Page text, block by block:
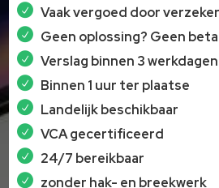
Vaak vergoed door
Geen oplossing? Geen
Verslag binnen 3 werkdagen
Binnen 1 uur ter plaatse
Landelijk beschikbaar
VCA gecertificeerd
24/7 bereikbaar
zonder hak- en breekwerk